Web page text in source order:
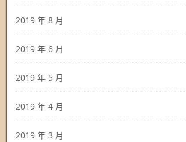
2019 年 8 月
2019 年 6 月
2019 年 5 月
2019 年 4 月
2019 年 3 月